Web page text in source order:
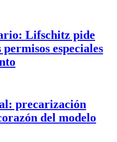
Lifschitz pide
especiales
precarización
del modelo